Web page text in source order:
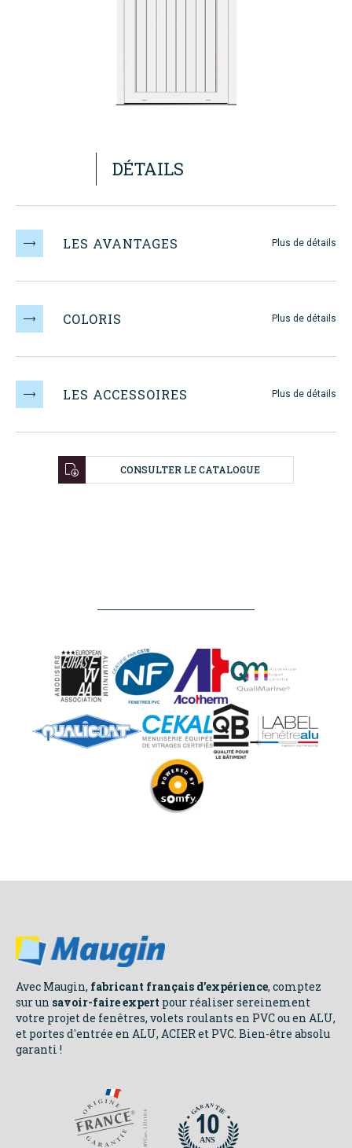
DECOUVREZ
CONSEILS
NOS
DÉTAILS
LES AVANTAGES Plus de détails
COLORIS Plus de détails
LES ACCESSOIRES Plus de détails
CONSULTER LE CATALOGUE
Avec Maugin, fabricant français d’expérience, comptez
sur un savoir-faire expert pour réaliser sereinement
votre projet de fenêtres, volets roulants en PVC ou en ALU,
et portes d'entrée en ALU, ACIER et PVC. Bien-être absolu
garanti !
GA TIE
ANS
GAR AN TIE
ANS